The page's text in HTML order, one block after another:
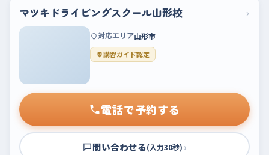
マツキドライビングスクール山形校 ›
対応エリア山形市
講習ガイド認定
電話で予約する
問い合わせる(入力30秒) ›